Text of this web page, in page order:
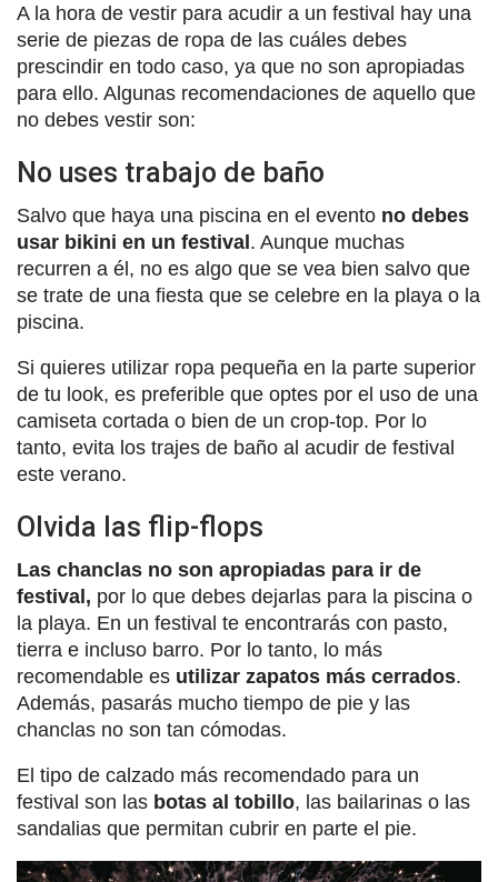
A la hora de vestir para acudir a un festival hay una
serie de piezas de ropa de las cuáles debes
prescindir en todo caso, ya que no son apropiadas
para ello. Algunas recomendaciones de aquello que
no debes vestir son:
No uses trabajo de baño
Salvo que haya una piscina en el evento no debes
usar bikini en un festival. Aunque muchas
recurren a él, no es algo que se vea bien salvo que
se trate de una fiesta que se celebre en la playa o la
piscina.
Si quieres utilizar ropa pequeña en la parte superior
de tu look, es preferible que optes por el uso de una
camiseta cortada o bien de un crop-top. Por lo
tanto, evita los trajes de baño al acudir de festival
este verano.
Olvida las flip-flops
Las chanclas no son apropiadas para ir de
festival, por lo que debes dejarlas para la piscina o
la playa. En un festival te encontrarás con pasto,
tierra e incluso barro. Por lo tanto, lo más
recomendable es utilizar zapatos más cerrados.
Además, pasarás mucho tiempo de pie y las
chanclas no son tan cómodas.
El tipo de calzado más recomendado para un
festival son las botas al tobillo, las bailarinas o las
sandalias que permitan cubrir en parte el pie.